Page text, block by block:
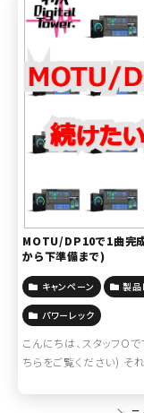
MOTU/DP10で1曲完成
から下準備まで)
キャンペーン 製品
パワーレック
こんにちは、スタッフO
ちらをご覧ください) そ
っておきますが、良い
ご了承く […]